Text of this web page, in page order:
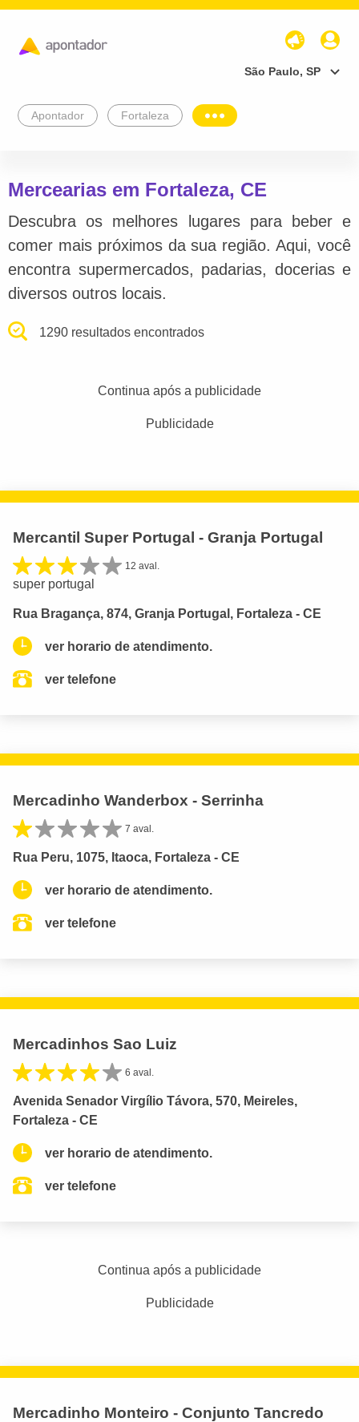
São Paulo, SP
Apontador Fortaleza
Mercearias em Fortaleza, CE
Descubra os melhores lugares para beber e
comer mais próximos da sua região. Aqui, você
encontra supermercados, padarias, docerias e
diversos outros locais.
1290 resultados encontrados
Continua após a publicidade
Publicidade
Mercantil Super Portugal - Granja Portugal
12 aval.
super portugal
Rua Bragança, 874, Granja Portugal, Fortaleza - CE
ver horario de atendimento.
ver telefone
Mercadinho Wanderbox - Serrinha
7 aval.
Rua Peru, 1075, Itaoca, Fortaleza - CE
ver horario de atendimento.
ver telefone
Mercadinhos Sao Luiz
6 aval.
Avenida Senador Virgílio Távora, 570, Meireles,
Fortaleza - CE
ver horario de atendimento.
ver telefone
Continua após a publicidade
Publicidade
Mercadinho Monteiro - Conjunto Tancredo